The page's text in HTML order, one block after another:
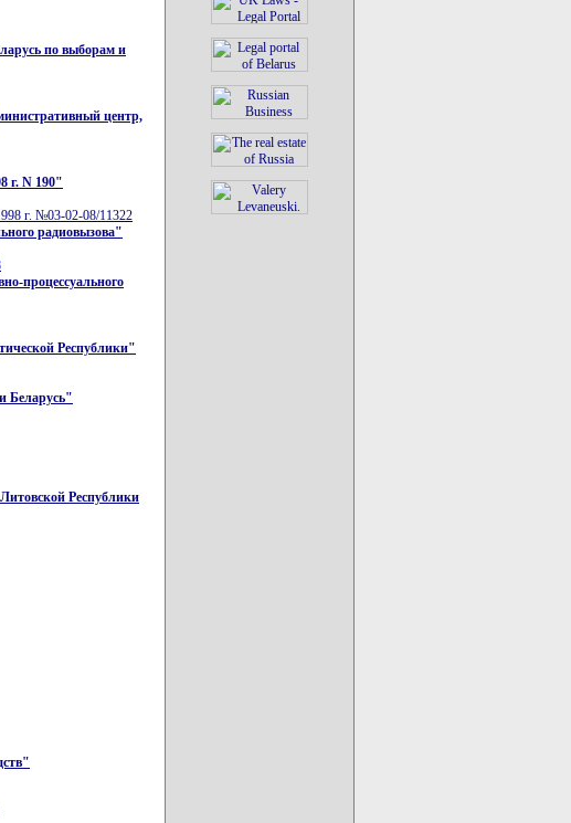
по выборам и
центр,
г. N 190"
г. №03-02-08/11322
радиовызова"
процессуального
Республики"
Беларусь"
Республики